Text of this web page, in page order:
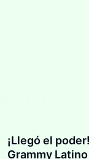
¡Llegó el
Grammy Latino